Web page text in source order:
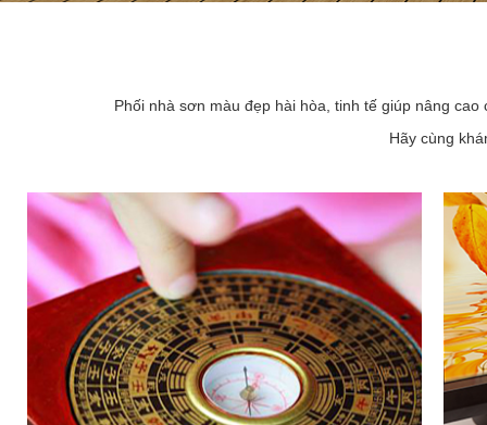
Phối nhà sơn màu đẹp hài hòa, tinh tế giúp nâng
Hãy cùng